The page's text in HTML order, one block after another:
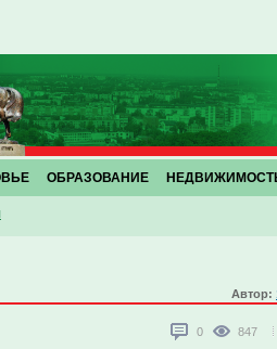
ОБРАЗОВАНИЕ
Автор:
0 847